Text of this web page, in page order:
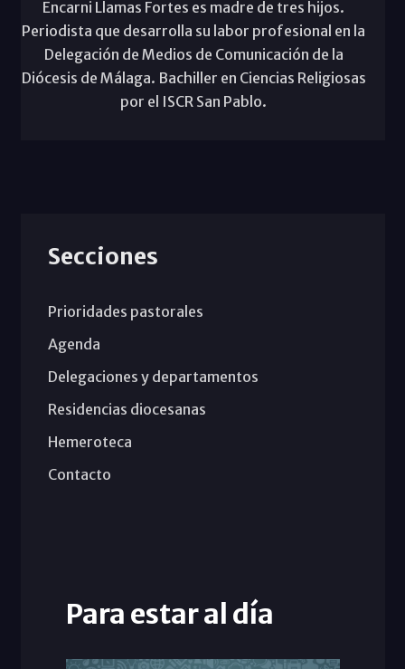
Encarni Llamas Fortes es madre de tres hijos.
Periodista que desarrolla su labor profesional en la
Delegación de Medios de Comunicación de la
Diócesis de Málaga. Bachiller en Ciencias Religiosas
por el ISCR San Pablo.
Secciones
Prioridades pastorales
Agenda
Delegaciones y departamentos
Residencias diocesanas
Hemeroteca
Contacto
Para estar al día